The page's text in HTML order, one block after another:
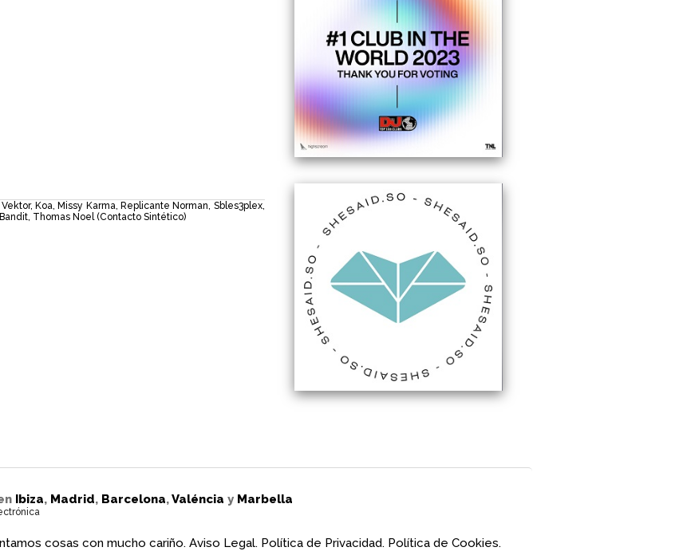
Vektor, Koa, Missy Karma, Replicante Norman, Sbles3plex,
, Thomas Noel (Contacto Sintético)
Ibiza, Madrid, Barcelona,Valéncia y Marbella
cosas con mucho cariño. Aviso Legal. Política de Privacidad. Política de Cookies.